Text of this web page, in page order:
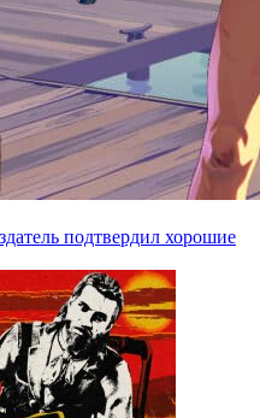
подтвердил хорошие